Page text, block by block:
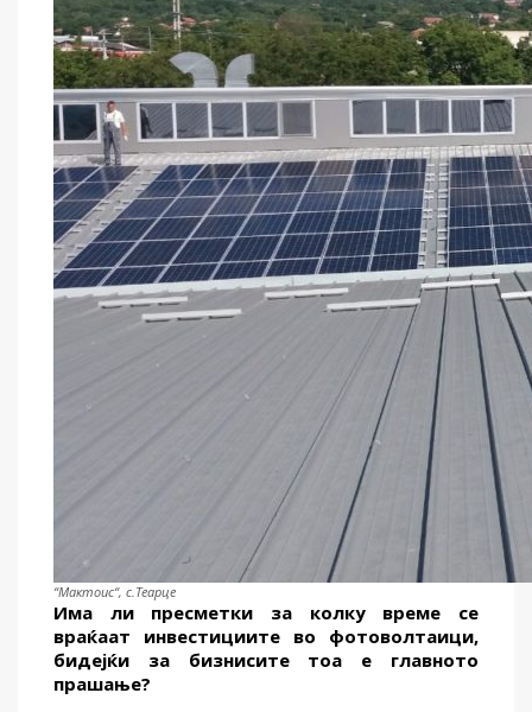
“Мактоис“, с.Теарце
Има ли пресметки за колку време се
враќаат инвестициите во фотоволтаици,
бидејќи за бизнисите тоа е главното
прашање?